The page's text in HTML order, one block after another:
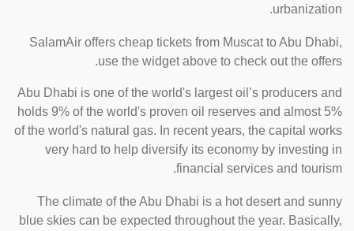
urbanization.
SalamAir offers cheap tickets from Muscat to Abu Dhabi,
use the widget above to check out the offers.
Abu Dhabi is one of the world's largest oil’s producers and
holds 9% of the world's proven oil reserves and almost 5%
of the world's natural gas. In recent years, the capital works
very hard to help diversify its economy by investing in
financial services and tourism.
The climate of the Abu Dhabi is a hot desert and sunny
blue skies can be expected throughout the year. Basically,